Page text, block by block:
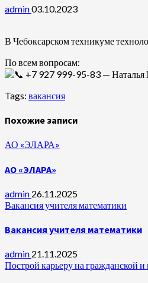
admin03.10.2023
В Чебоксарском техникуме
По всем вопросам:
+7 927 999-95-83 — Наталья
Tags: вакансия
Похожие записи
АО «ЭЛАРА»
АО «ЭЛАРА»
admin 26.11.2025
Вакансия учителя математики
Вакансия учителя математики
admin 21.11.2025
Построй карьеру на гражданской